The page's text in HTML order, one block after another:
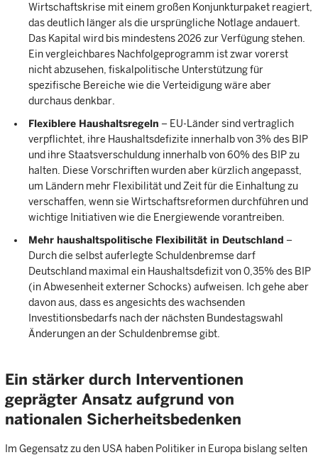
Wirtschaftskrise mit einem großen Konjunkturpaket reagiert,
das deutlich länger als die ursprüngliche Notlage andauert.
Das Kapital wird bis mindestens 2026 zur Verfügung stehen.
Ein vergleichbares Nachfolgeprogramm ist zwar vorerst
nicht abzusehen, fiskalpolitische Unterstützung für
spezifische Bereiche wie die Verteidigung wäre aber
durchaus denkbar.
Flexiblere Haushaltsregeln – EU-Länder sind vertraglich
verpflichtet, ihre Haushaltsdefizite innerhalb von 3% des BIP
und ihre Staatsverschuldung innerhalb von 60% des BIP zu
halten. Diese Vorschriften wurden aber kürzlich angepasst,
um Ländern mehr Flexibilität und Zeit für die Einhaltung zu
verschaffen, wenn sie Wirtschaftsreformen durchführen und
wichtige Initiativen wie die Energiewende vorantreiben.
Mehr haushaltspolitische Flexibilität in Deutschland –
Durch die selbst auferlegte Schuldenbremse darf
Deutschland maximal ein Haushaltsdefizit von 0,35% des BIP
(in Abwesenheit externer Schocks) aufweisen. Ich gehe aber
davon aus, dass es angesichts des wachsenden
Investitionsbedarfs nach der nächsten Bundestagswahl
Änderungen an der Schuldenbremse gibt.
Ein stärker durch Interventionen
geprägter Ansatz aufgrund von
nationalen Sicherheitsbedenken
Im Gegensatz zu den USA haben Politiker in Europa bislang selten